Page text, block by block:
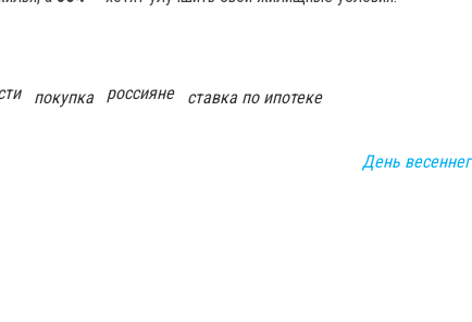
покупка россияне ставка по ипотеке
День